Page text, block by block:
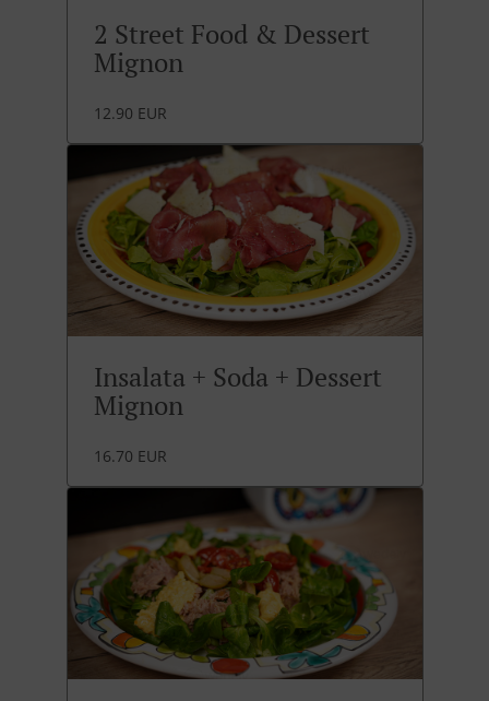
2 Street Food & Dessert
Mignon
12.90 EUR
Insalata + Soda + Dessert
Mignon
16.70 EUR